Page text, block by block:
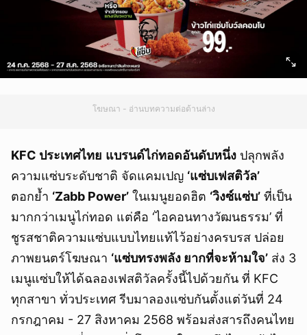
โฆษณา - อ่านบทความต่อด้านล่าง
KFC ประเทศไทย แบรนด์ไก่ทอดอันดับหนึ่ง ปลุกพลัง
ความแซ่บระดับชาติ จัดแคมเปญ ‘แซ่บเฟสติวัล’
ตอกย้ำ ‘Zabb Power’ ในเมนูยอดฮิต ‘วิงซ์แซ่บ’ ที่เป็น
มากกว่าเมนูไก่ทอด แต่คือ ‘ไอคอนทางวัฒนธรรม’ ที่
ชูรสชาติความแซ่บแบบไทยแท้ไว้อย่างครบรส ปล่อย
ภาพยนตร์โฆษณา ‘แซ่บทรงพลัง ยากที่จะห้ามใจ’ ส่ง 3
เมนูแซ่บให้ได้ฉลองเฟสติวัลครั้งนี้ไปด้วยกัน ที่ KFC
ทุกสาขา ทั่วประเทศ รีบมาลองแซ่บกันตั้งแต่วันที่ 24
กรกฎาคม - 27 สิงหาคม 2568 พร้อมส่งสารถึงคนไทย